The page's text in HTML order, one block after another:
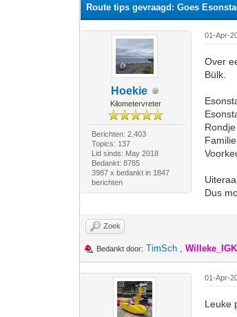
Route tips gevraagd: Goes
Hoekie
Kilometervreter
Berichten: 2.403
Topics: 137
Lid sinds: May 2018
Bedankt: 8785
3987 x bedankt in 1847
berichten
01-Apr-
Over
Bülk.
Dus
Zoek
Bedankt door: TimSch ,
01-Apr-
Leuke